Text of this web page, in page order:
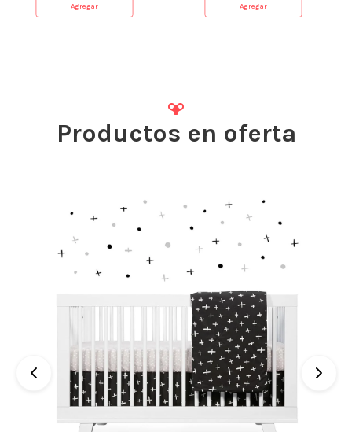
Agregar Agregar
Productos en oferta